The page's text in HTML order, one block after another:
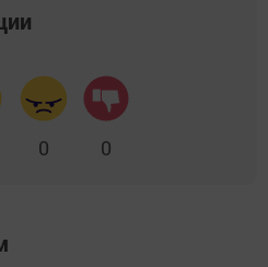
0 0